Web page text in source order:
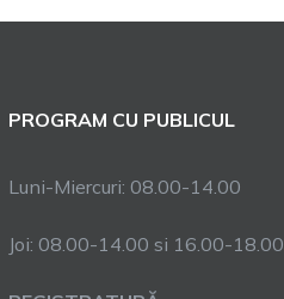
PROGRAM CU PUBLICUL
Luni-Miercuri: 08.00-14.00
Joi: 08.00-14.00 si 16.00-18.00